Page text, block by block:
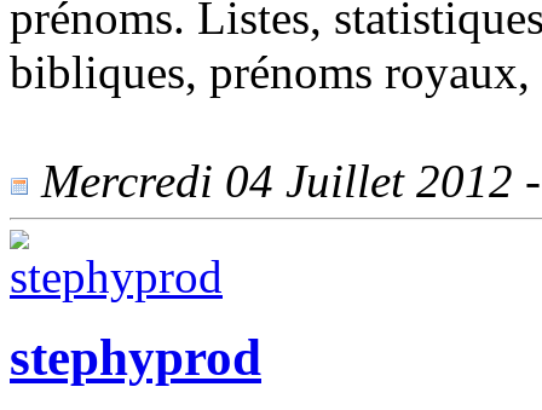
prénoms. Listes,
bibliques, prénoms royaux,
Mercredi 04 Juillet 2012
stephyprod